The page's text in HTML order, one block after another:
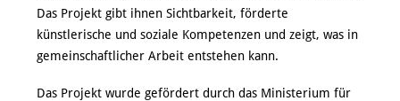
Das Projekt gibt ihnen Sichtbarkeit, förderte
künstlerische und soziale Kompetenzen und zeigt, was in
gemeinschaftlicher Arbeit entstehen kann.
Das Projekt wurde gefördert durch das Ministerium für